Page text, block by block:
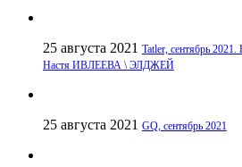
25 августа 2021 Tatler, сентябрь
Настя ИВЛЕЕВА \ ЭЛДЖЕЙ
25 августа 2021 GQ, сентябрь 2021